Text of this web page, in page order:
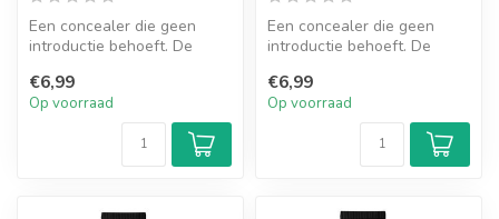
Een concealer die geen
introductie behoeft. De
biedt...
€6,99
Op voorraad
Een concealer die geen
introductie behoeft. De
biedt...
€6,99
Op voorraad